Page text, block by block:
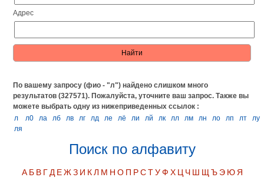
Адрес
По вашему запросу (фио - "л") найдено слишком много
результатов (327571). Пожалуйста, уточните ваш запрос.Также вы
можете выбрать одну из нижеприведенных ссылок :
л
л0 ла лб лв лг лд ле лё ли лй лк лл лм лн ло лп лт
лу
ля
Поиск по алфавиту
А Б В Г Д Е Ж З И К Л М Н О П Р С Т У Ф Х Ц Ч Ш Щ Ъ Э Ю Я